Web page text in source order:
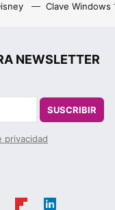
Clave Windows
NEWSLETTER
SUSCRIBIR
privacidad